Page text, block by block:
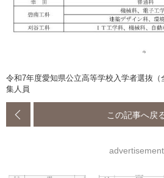
令和7年度愛知県公立高等学校入学者選抜
集人員
この記事へ戻
advertisement